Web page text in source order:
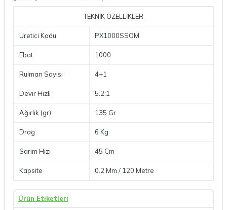
TEKNİK ÖZELLİKLER
Üretici Kodu PX1000SSOM
Ebat 1000
Rulman Sayısı 4+1
Devir Hızlı 5.2:1
Ağırlık (gr) 135 Gr
Drag 6 Kg
Sarım Hızı 45 Cm
Kapsite 0.2 Mm / 120 Metre
Ürün Etiketleri